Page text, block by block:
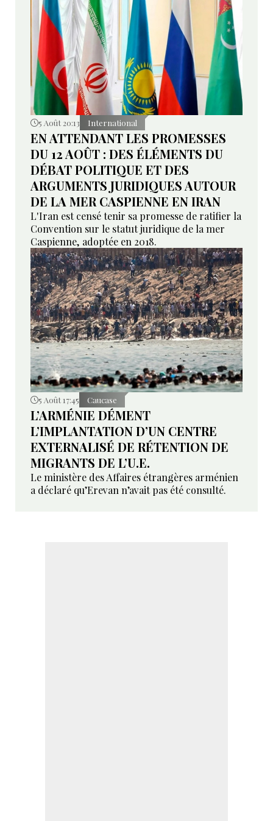
5 Août 20:13 International
EN ATTENDANT LES PROMESSES
DU 12 AOÛT : DES ÉLÉMENTS DU
DÉBAT POLITIQUE ET DES
ARGUMENTS JURIDIQUES AUTOUR
DE LA MER CASPIENNE EN IRAN
L'Iran est censé tenir sa promesse de ratifier la
Convention sur le statut juridique de la mer
Caspienne, adoptée en 2018.
5 Août 17:45 Caucase
L’ARMÉNIE DÉMENT
L’IMPLANTATION D’UN CENTRE
EXTERNALISÉ DE RÉTENTION DE
MIGRANTS DE L’U.E.
Le ministère des Affaires étrangères arménien
a déclaré qu’Erevan n’avait pas été consulté.